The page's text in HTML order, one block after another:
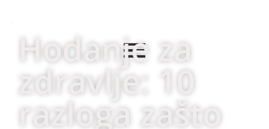
Hodanje za
zdravlje: 10
razloga zašto